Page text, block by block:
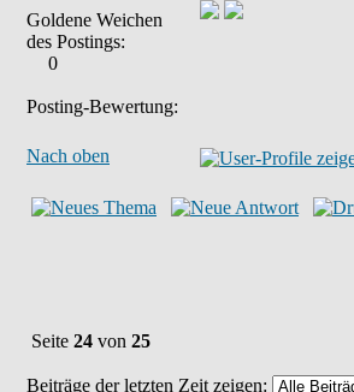
Goldene Weichen
des Postings:
0
Posting-Bewertung:
Nach oben
Seite 24 von 25
Beiträge der letzten Zeit zeigen: